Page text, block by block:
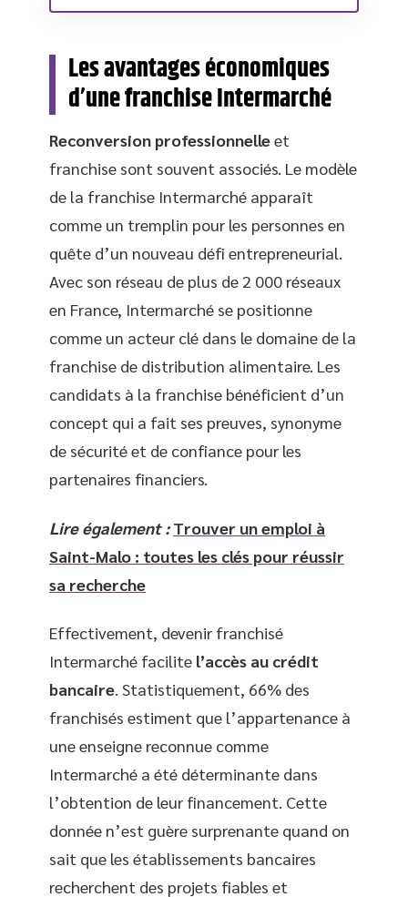
Les avantages économiques
d’une franchise Intermarché
Reconversion professionnelleet
franchise sont souvent associés. Le modèle
de la franchise Intermarché apparaît
comme un tremplin pour les personnes en
quête d’un nouveau défi entrepreneurial.
Avec son réseau de plus de 2 000 réseaux
en France, Intermarché se positionne
comme un acteur clé dans le domaine de la
franchise de distribution alimentaire. Les
candidats à la franchise bénéficient d’un
concept qui a fait ses preuves, synonyme
de sécurité et de confiance pour les
partenaires financiers.
Lire également : Trouver un emploi à
Saint-Malo : toutes les clés pour réussir
sa recherche
Effectivement, devenir franchisé
Intermarché facilite l’accès au crédit
bancaire. Statistiquement, 66% des
franchisés estiment que l’appartenance à
une enseigne reconnue comme
Intermarché a été déterminante dans
l’obtention de leur financement. Cette
donnée n’est guère surprenante quand on
sait que les établissements bancaires
recherchent des projets fiables et